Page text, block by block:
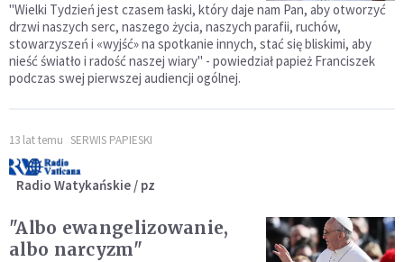
"Wielki Tydzień jest czasem łaski, który daje nam Pan, aby otworzyć
drzwi naszych serc, naszego życia, naszych parafii, ruchów,
stowarzyszeń i «wyjść» na spotkanie innych, stać się bliskimi, aby
nieść światło i radość naszej wiary" - powiedział papież Franciszek
podczas swej pierwszej audiencji ogólnej.
13 lat temu SERWIS PAPIESKI
Radio Watykańskie / pz
"Albo ewangelizowanie,
albo narcyzm"